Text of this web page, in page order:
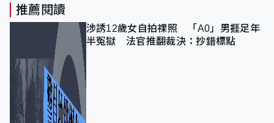
推薦閱讀
涉誘12歲女自拍祼照 「A0」男捱足年
半冤獄 法官推翻裁決：抄錯標點